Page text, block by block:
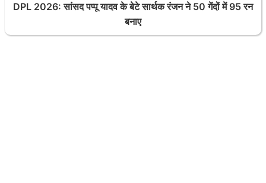
DPL 2026: सांसद पप्पू यादव के बेटे सार्थक रंजन ने 50 गेंदों में 95 रन
बनाए